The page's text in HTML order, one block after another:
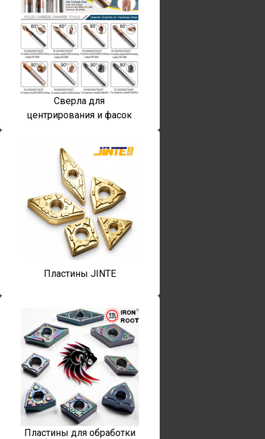
Сверла для
центрирования и фасок
Пластины JINTE
Пластины для обработки